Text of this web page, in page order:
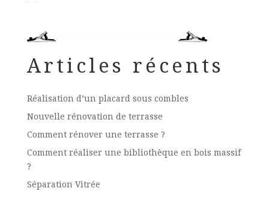
Articles récents
Réalisation d’un placard sous combles
Nouvelle rénovation de terrasse
Comment rénover une terrasse ?
Comment réaliser une bibliothèque en bois massif
?
Séparation Vitrée